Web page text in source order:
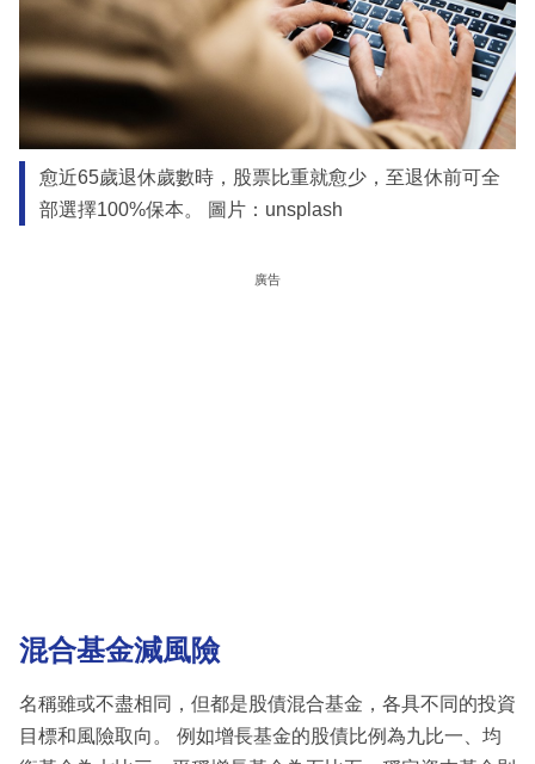
愈近65歲退休歲數時，股票比重就愈少，至退休前可全
部選擇100%保本。 圖片：unsplash
廣告
混合基金減風險
名稱雖或不盡相同，但都是股債混合基金，各具不同的投資
目標和風險取向。 例如增長基金的股債比例為九比一、均